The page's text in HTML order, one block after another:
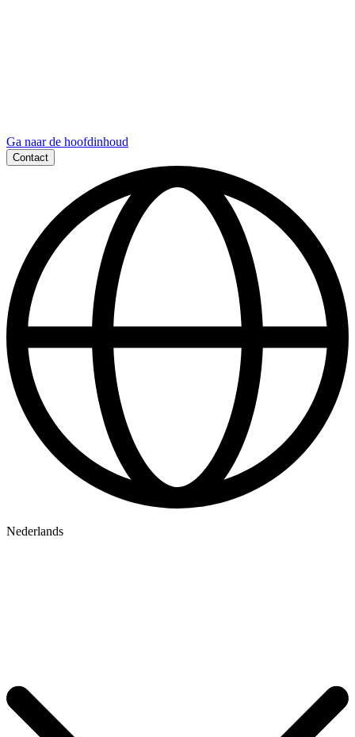
Ga naar de hoofdinhoud
Contact
Nederlands